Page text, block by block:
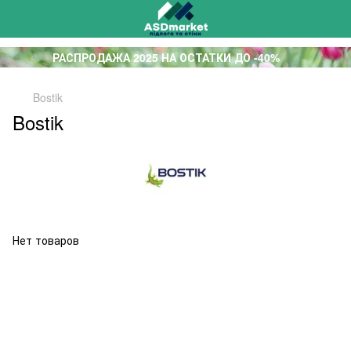
РАСПРОДАЖА 2025 НА ОСТАТКИ ДО -40%
Bostik
Bostik
Нет товаров